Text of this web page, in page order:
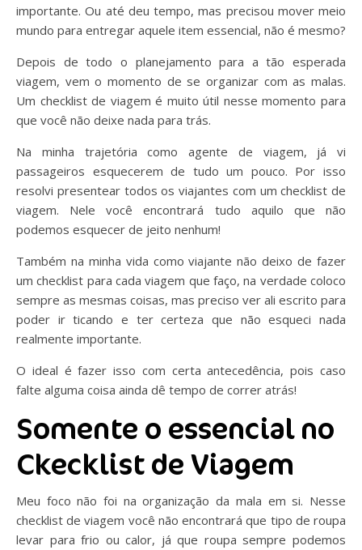
importante. Ou até deu tempo, mas precisou mover meio
mundo para entregar aquele item essencial, não é mesmo?
Depois de todo o planejamento para a tão esperada
viagem, vem o momento de se organizar com as malas.
Um checklist de viagem é muito útil nesse momento para
que você não deixe nada para trás.
Na minha trajetória como agente de viagem, já vi
passageiros esquecerem de tudo um pouco. Por isso
resolvi presentear todos os viajantes com um checklist de
viagem. Nele você encontrará tudo aquilo que não
podemos esquecer de jeito nenhum!
Também na minha vida como viajante não deixo de fazer
um checklist para cada viagem que faço, na verdade coloco
sempre as mesmas coisas, mas preciso ver ali escrito para
poder ir ticando e ter certeza que não esqueci nada
realmente importante.
O ideal é fazer isso com certa antecedência, pois caso
falte alguma coisa ainda dê tempo de correr atrás!
Somente o essencial no
Ckecklist de Viagem
Meu foco não foi na organização da mala em si. Nesse
checklist de viagem você não encontrará que tipo de roupa
levar para frio ou calor, já que roupa sempre podemos